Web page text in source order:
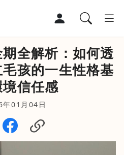
部落格
百科
討論區
全解析：如何透
孩的一生性格基
信任感
年01月04日